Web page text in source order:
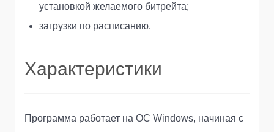
установкой желаемого битрейта;
загрузки по расписанию.
Характеристики
Программа работает на ОС Windows, начиная с